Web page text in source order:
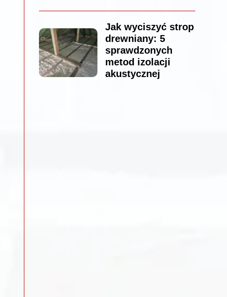
Jak wyciszyć strop
drewniany: 5
sprawdzonych
metod izolacji
akustycznej